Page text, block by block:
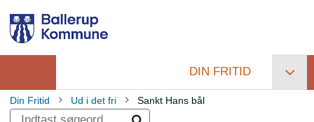
hovedindhold
Primær
navigation
DIN FRITID
Din Fritid Ud i det fri Sankt Hans bål